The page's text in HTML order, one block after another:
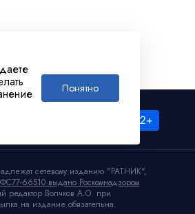
Понятно
сетевому изданию "РАТНИК",
66510 выдано Роскомнадзором
редактор Волчков А.О. при
на издание обязательна.